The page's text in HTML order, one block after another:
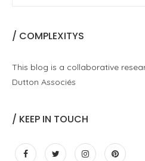
/ COMPLEXITYS
This blog is a collaborative
Dutton Associés
/ KEEP IN TOUCH